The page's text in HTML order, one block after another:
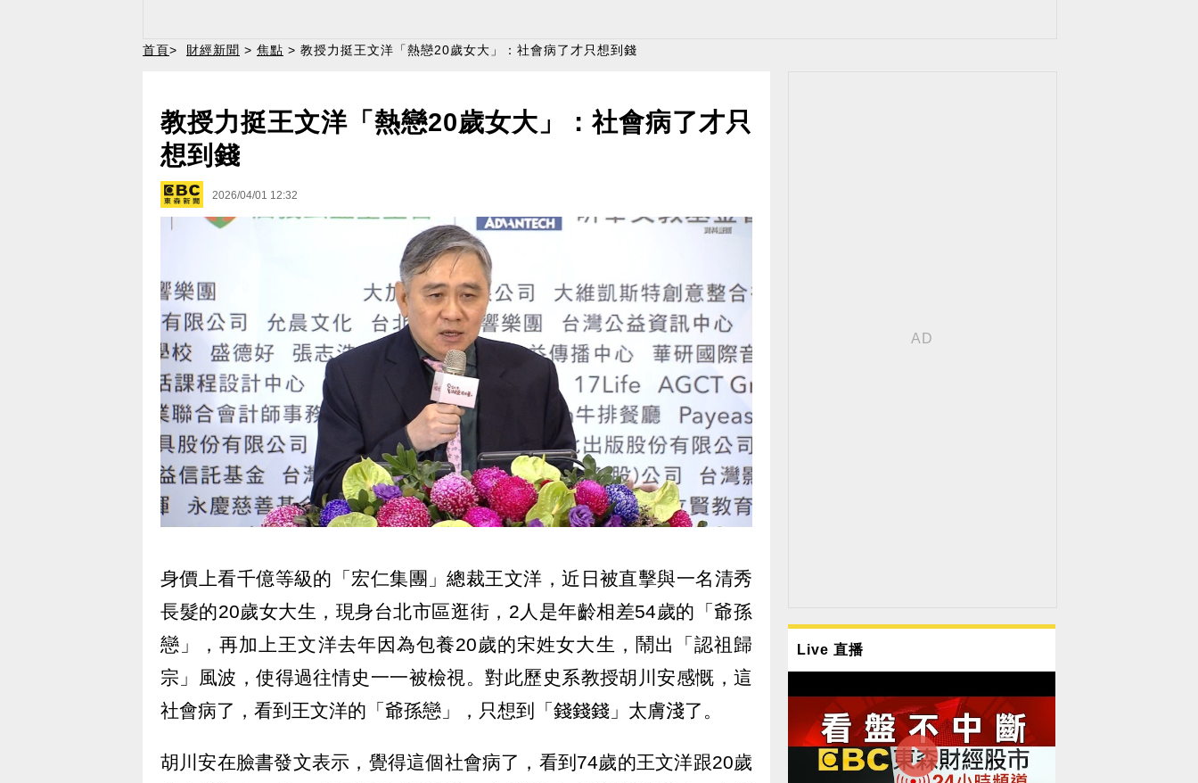
首頁> 財經新聞 > 焦點 > 教授力挺王文洋「熱戀20歲女大」：社會病了才只想到錢
教授力挺王文洋「熱戀20歲女大」：社會病了才只
想到錢
2026/04/01 12:32
身價上看千億等級的「宏仁集團」總裁王文洋，近日被直擊與一名清秀
長髮的20歲女大生，現身台北市區逛街，2人是年齡相差54歲的「爺孫
戀」，再加上王文洋去年因為包養20歲的宋姓女大生，鬧出「認祖歸
宗」風波，使得過往情史一一被檢視。對此歷史系教授胡川安感慨，這
社會病了，看到王文洋的「爺孫戀」，只想到「錢錢錢」太膚淺了。
胡川安在臉書發文表示，覺得這個社會病了，看到74歲的王文洋跟20歲
Live 直播